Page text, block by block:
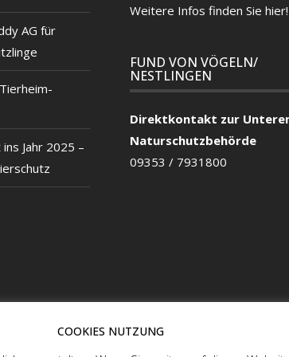
AG für
Jahr 2025 –
Weitere Infos finden Sie hier!
FUND VON VÖGELN/
NESTLINGEN
Direktkontakt zur
Naturschutzbehörde
09353 / 7931800
COOKIES NUTZUNG